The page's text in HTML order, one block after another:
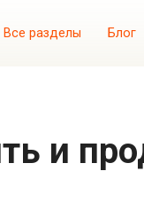
Все разделы Блог